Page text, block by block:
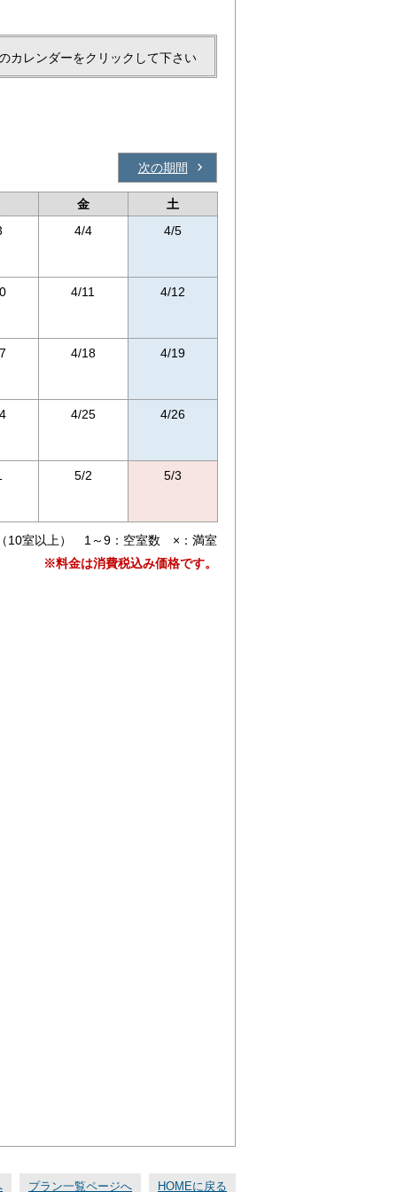
カレンダーをクリックして下さい
次の期間
金
土
4/4 4/5
4/11 4/12
4/18 4/19
4/25 4/26
5/2 5/3
10室以上） 1～9：空室数 ×：満室
※料金は消費税込み価格です。
プラン一覧ページへ HOMEに戻る